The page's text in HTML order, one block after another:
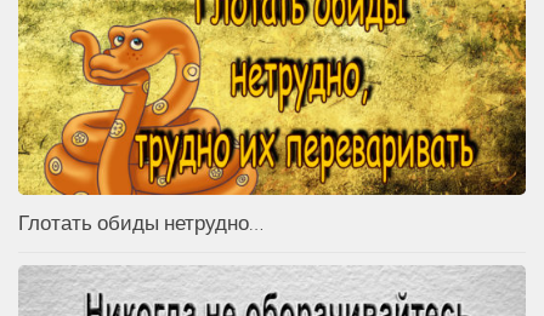
Глотать обиды нетрудно…